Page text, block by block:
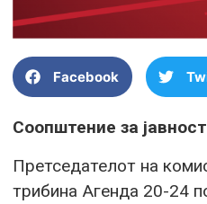
Facebook
Соопштение за јавност
Претседателот на
трибина Агенда 20-24